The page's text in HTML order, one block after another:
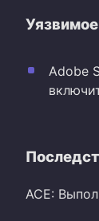
Adobe
ACE: